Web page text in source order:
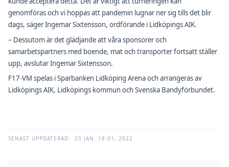
genomföras och vi hoppas att pandemin lugnar ner sig tills det blir
dags, säger Ingemar Sixtensson, ordförande i Lidköpings AIK.
– Dessutom är det glädjande att våra sponsorer och
samarbetspartners med boende, mat och transporter fortsatt ställer
upp, avslutar Ingemar Sixtensson.
F17-VM spelas i Sparbanken Lidköping Arena och arrangeras av
Lidköpings AIK, Lidköpings kommun och Svenska Bandyförbundet.
SENAST UPPDATERAD: 20 JAN. 18:01, 2022